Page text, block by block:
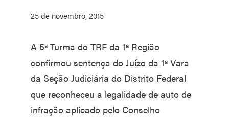
25 de novembro, 2015
A 5ª Turma do TRF da 1ª Região
confirmou sentença do Juízo da 1ª Vara
da Seção Judiciária do Distrito Federal
que reconheceu a legalidade de auto de
infração aplicado pelo Conselho